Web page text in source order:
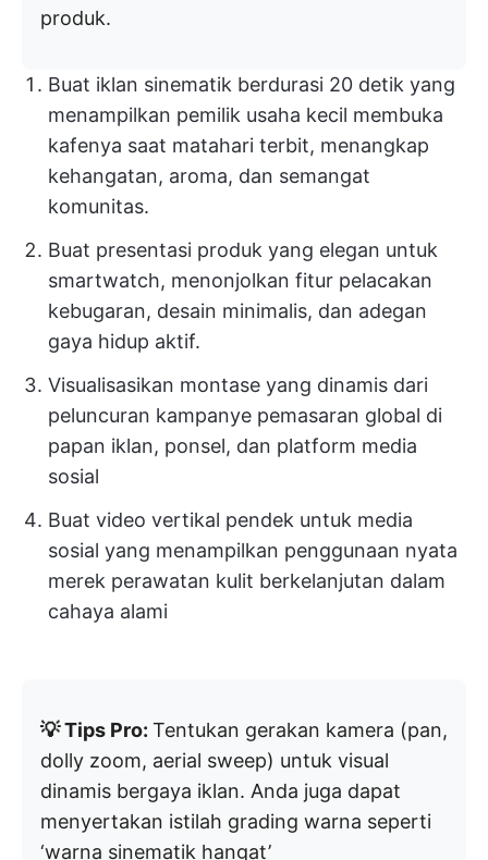
produk.
Buat iklan sinematik berdurasi 20 detik yang
menampilkan pemilik usaha kecil membuka
kafenya saat matahari terbit, menangkap
kehangatan, aroma, dan semangat
komunitas.
Buat presentasi produk yang elegan untuk
smartwatch, menonjolkan fitur pelacakan
kebugaran, desain minimalis, dan adegan
gaya hidup aktif.
Visualisasikan montase yang dinamis dari
peluncuran kampanye pemasaran global di
papan iklan, ponsel, dan platform media
sosial
Buat video vertikal pendek untuk media
sosial yang menampilkan penggunaan nyata
merek perawatan kulit berkelanjutan dalam
cahaya alami
💡 Tips Pro: Tentukan gerakan kamera (pan,
dolly zoom, aerial sweep) untuk visual
dinamis bergaya iklan. Anda juga dapat
menyertakan istilah grading warna seperti
‘warna sinematik hangat’